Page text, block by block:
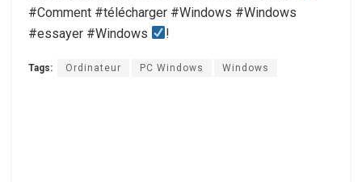
#Comment #télécharger #Windows #Windows
#essayer #Windows
!
Tags: Ordinateur PC Windows Windows